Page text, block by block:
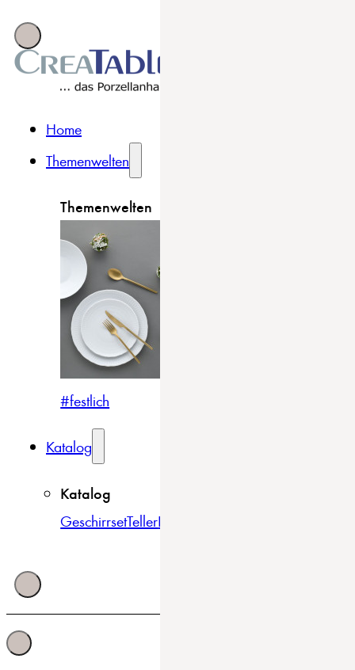
Home
Themenwelten
Themenwelten
#festlich
Katalog
Katalog
GeschirrsetTellerBowls & Schüsseln